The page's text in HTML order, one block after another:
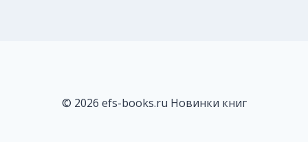
© 2026 efs-books.ru Новинки книг